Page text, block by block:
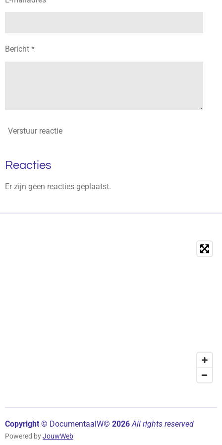
Bericht *
Verstuur reactie
Reacties
Er zijn geen reacties geplaatst.
Copyright © Documentaal W© 2026All rights reserved
Powered byJouwWeb